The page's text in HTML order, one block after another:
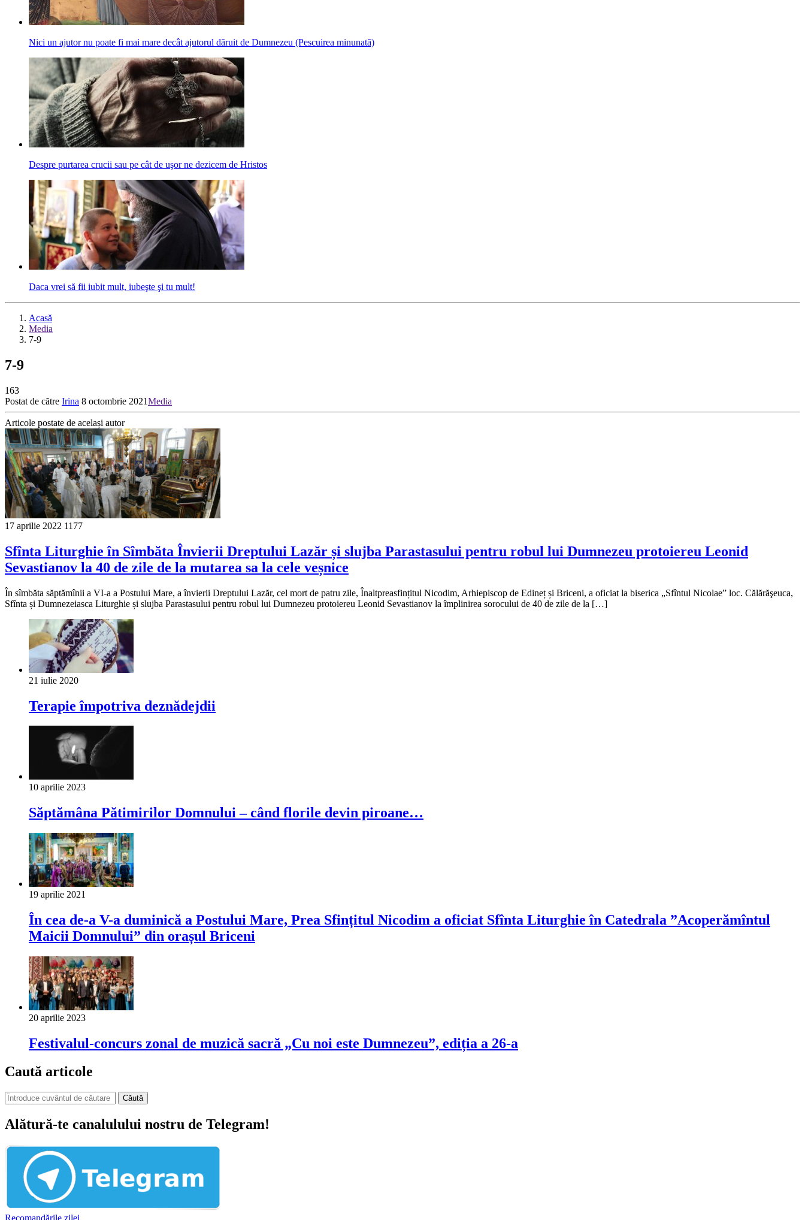
Nici un ajutor nu poate fi mai mare decât ajutorul dăruit de Dumnezeu (Pescuirea minunată)
Despre purtarea crucii sau pe cât de uşor ne dezicem de Hristos
Daca vrei să fii iubit mult, iubeşte şi tu mult!
Acasă
Media
7-9
7-9
163
Postat de către Irina 8 octombrie 2021Media
Articole postate de același autor
17 aprilie 2022 1177
Sfînta Liturghie în Sîmbăta Învierii Dreptului Lazăr și slujba Parastasului pentru robul lui Dumnezeu protoiereu Leonid
Sevastianov la 40 de zile de la mutarea sa la cele veșnice
În sîmbăta săptămînii a VI-a a Postului Mare, a învierii Dreptului Lazăr, cel mort de patru zile, Înaltpreasfințitul Nicodim, Arhiepiscop de Edineț și Briceni, a oficiat la biserica „Sfîntul Nicolae” loc. Călărăşeuca,
Sfînta și Dumnezeiasca Liturghie și slujba Parastasului pentru robul lui Dumnezeu protoiereu Leonid Sevastianov la împlinirea sorocului de 40 de zile de la […]
21 iulie 2020
Terapie împotriva deznădejdii
10 aprilie 2023
Săptămâna Pătimirilor Domnului – când florile devin piroane…
19 aprilie 2021
În cea de-a V-a duminică a Postului Mare, Prea Sfințitul Nicodim a oficiat Sfînta Liturghie în Catedrala ”Acoperămîntul
Maicii Domnului” din orașul Briceni
20 aprilie 2023
Festivalul-concurs zonal de muzică sacră „Cu noi este Dumnezeu”, ediția a 26-a
Caută articole
Căută
Alătură-te canalulului nostru de Telegram!
Recomandările zilei